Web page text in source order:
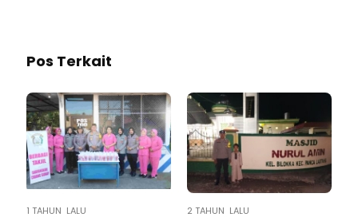
Pos Terkait
1 TAHUN LALU 2 TAHUN LALU